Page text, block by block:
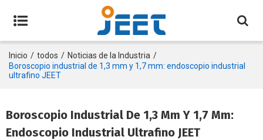
Inicio / todos / Noticias de la Industria /
Boroscopio industrial de 1,3 mm y 1,7 mm: endoscopio industrial
ultrafino JEET
Boroscopio Industrial De 1,3 Mm Y 1,7 Mm:
Endoscopio Industrial Ultrafino JEET